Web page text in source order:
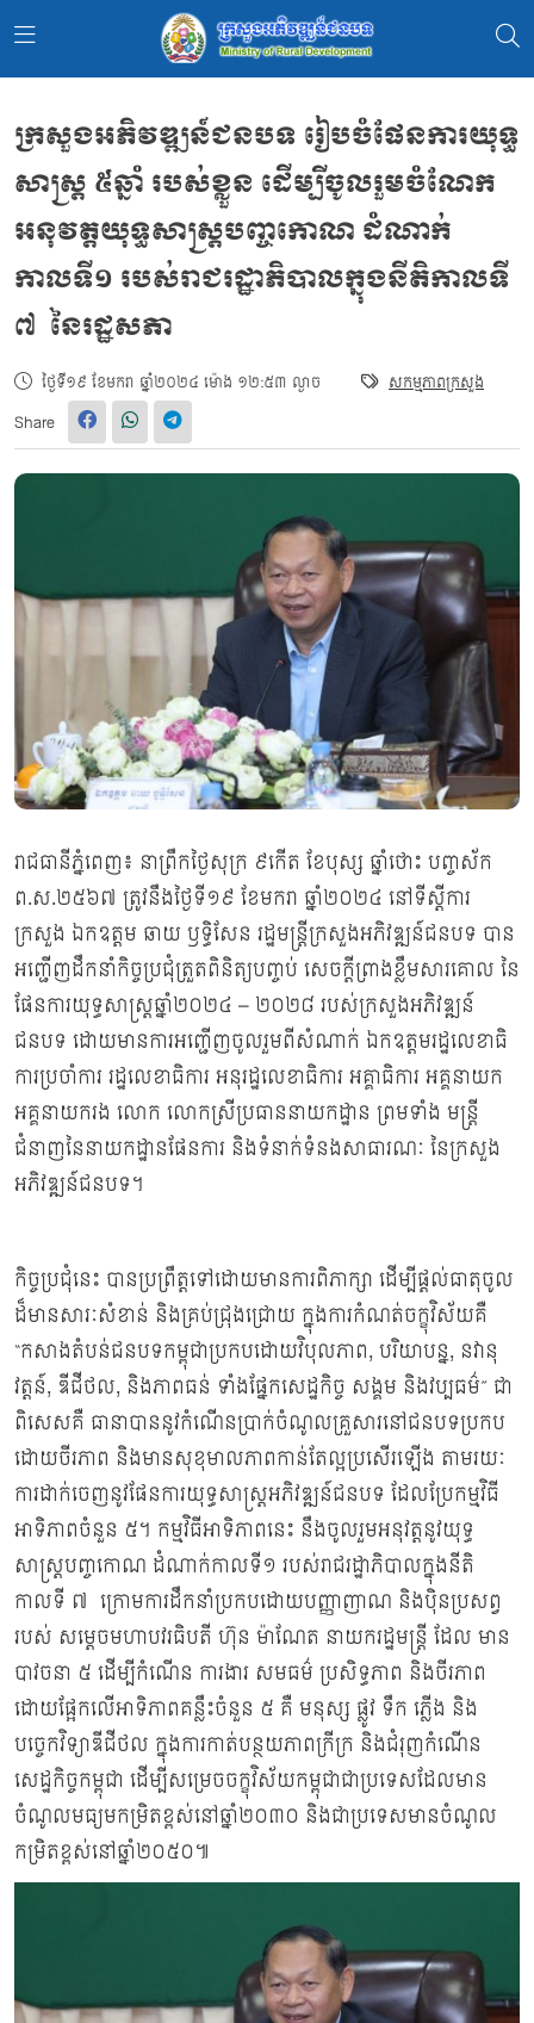
​ក្រសួងអភិវឌ្ឍន៍ជនបទ រៀបចំផែនការយុទ្ធ
សាស្ដ្រ ៥ឆ្នាំ របស់ខ្លួន ដើម្បីចូលរួមចំណែក
អនុវត្តយុទ្ធសាស្រ្ដបញ្ចកោណ ដំណាក់
កាលទី១ របស់រាជរដ្ឋាភិបាលក្នុងនីតិកាលទី
៧ នៃរដ្ឋសភា
ថ្ងៃទី១៩ ខែមករា ឆ្នាំ២០២៤ ម៉ោង ១២:៥៣ ល្ងាច សកម្មភាពក្រសួង
Share
រាជធានីភ្នំពេញ៖ នាព្រឹកថ្ងៃសុក្រ ៩កើត ខែបុស្ស ឆ្នាំថោះ បញ្ចស័ក
ព.ស.២៥៦៧ ត្រូវនឹងថ្ងៃទី១៩ ខែមករា ឆ្នាំ២០២៤ នៅទីស្ដីការ
ក្រសួង ឯកឧត្តម ឆាយ ឫទ្ធិសែន រដ្ឋមន្ត្រីក្រសួងអភិវឌ្ឍន៍ជនបទ បាន
អញ្ជើញដឹកនាំកិច្ចប្រជុំត្រួតពិនិត្យបញ្ចប់ សេចក្ដីព្រាងខ្លឹមសារគោល នៃ
ផែនការយុទ្ធសាស្ដ្រឆ្នាំ២០២៤ – ២០២៨ របស់ក្រសួងអភិវឌ្ឍន៍
ជនបទ ដោយមានការអញ្ជើញចូលរួមពីសំណាក់ ឯកឧត្ដមរដ្ឋលេខាធិ
ការប្រចាំការ រដ្ឋលេខាធិការ អនុរដ្ឋលេខាធិការ អគ្គាធិការ អគ្គនាយក
អគ្គនាយករង លោក លោកស្រីប្រធាននាយកដ្ឋាន ព្រមទាំង មន្ដ្រី
ជំនាញនៃនាយកដ្ឋានផែនការ និងទំនាក់ទំនងសាធារណៈ នៃក្រសួង
អភិវឌ្ឍន៍ជនបទ។
កិច្ចប្រជុំនេះ បានប្រព្រឹត្តទៅដោយមានការពិភាក្សា ដើម្បីផ្តល់ធាតុចូល
ដ៏មានសារៈសំខាន់ និងគ្រប់ជ្រុងជ្រោយ ក្នុងការកំណត់ចក្ខុវិស័យគឺ
“កសាងតំបន់ជនបទកម្ពុជាប្រកបដោយវិបុលភាព, បរិយាបន្ន, នវានុ
វត្តន៍, ឌីជីថល, និងភាពធន់ ទាំងផ្នែកសេដ្ឋកិច្ច សង្គម និងវប្បធម៌” ជា
ពិសេសគឺ ធានាបាននូវកំណើនប្រាក់ចំណូលគ្រួសារនៅជនបទប្រកប
ដោយចីរភាព និងមានសុខុមាលភាពកាន់តែល្អប្រសើរឡើង តាមរយៈ
ការដាក់ចេញនូវផែនការយុទ្ធសាស្រ្ដអភិវឌ្ឍន៍ជនបទ ដែលប្រែកម្មវិធី
អាទិភាពចំនួន ៥។ កម្មវិធីអាទិភាពនេះ នឹងចូលរួមអនុវត្តនូវយុទ្ធ
សាស្រ្ដបញ្ចកោណ ដំណាក់កាលទី១ របស់រាជរដ្ឋាភិបាលក្នុងនីតិ
កាលទី ៧ ក្រោមការដឹកនាំប្រកបដោយបញ្ញាញាណ និងប៉ិនប្រសព្វ
របស់ សម្ដេចមហាបវរធិបតី ហ៊ុន ម៉ាណែត នាយករដ្ឋមន្ដ្រី ដែល មាន
បាវចនា ៥ ដើម្បីកំណើន ការងារ សមធម៌ ប្រសិទ្ធភាព និងចីរភាព
ដោយផ្អែកលើអាទិភាពគន្លឹះចំនួន ៥ គឺ មនុស្ស ផ្លូវ ទឹក ភ្លើង និង
បច្ចេកវិទ្យាឌីជីថល ក្នុងការកាត់បន្ថយភាពក្រីក្រ និងជំរុញកំណើន
សេដ្ឋកិច្ចកម្ពុជា ដើម្បីសម្រេចចក្ខុវិស័យកម្ពុជាជាប្រទេសដែលមាន
ចំណូលមធ្យមកម្រិតខ្ពស់នៅឆ្នាំ២០៣០ និងជាប្រទេសមានចំណូល
កម្រិតខ្ពស់នៅឆ្នាំ២០៥០៕